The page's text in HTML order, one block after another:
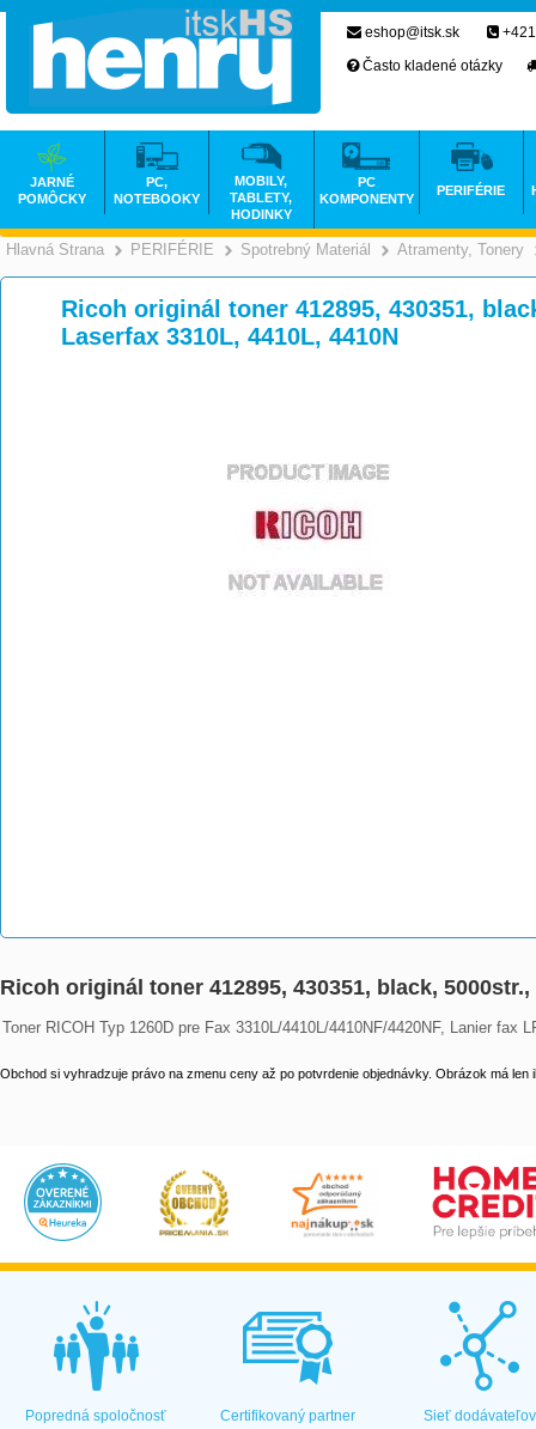
Hlavná Strana >
PERIFÉRIE >
Spotrebný Materiál >
Atramenty, Tonery
Ricoh originál toner 412895, 430351,
Laserfax 3310L, 4410L, 4410N
Ricoh originál toner 412895, 430351, black,
Toner RICOH Typ 1260D pre Fax 3310L/4410L/4410NF/4420NF, Lanier fax
Obchod si vyhradzuje právo na zmenu ceny až po potvrdenie objednávky. Obrázok má len
eshop@itsk.sk
Často kladené otázky
JARNÉ
POMÔCKY
PC,
NOTEBOOKY
MOBILY,
TABLETY,
HODINKY
PC
KOMPONENTY
PERIFÉRIE
Popredná spoločnosť Certifikovaný partner Sieť dodávateľov